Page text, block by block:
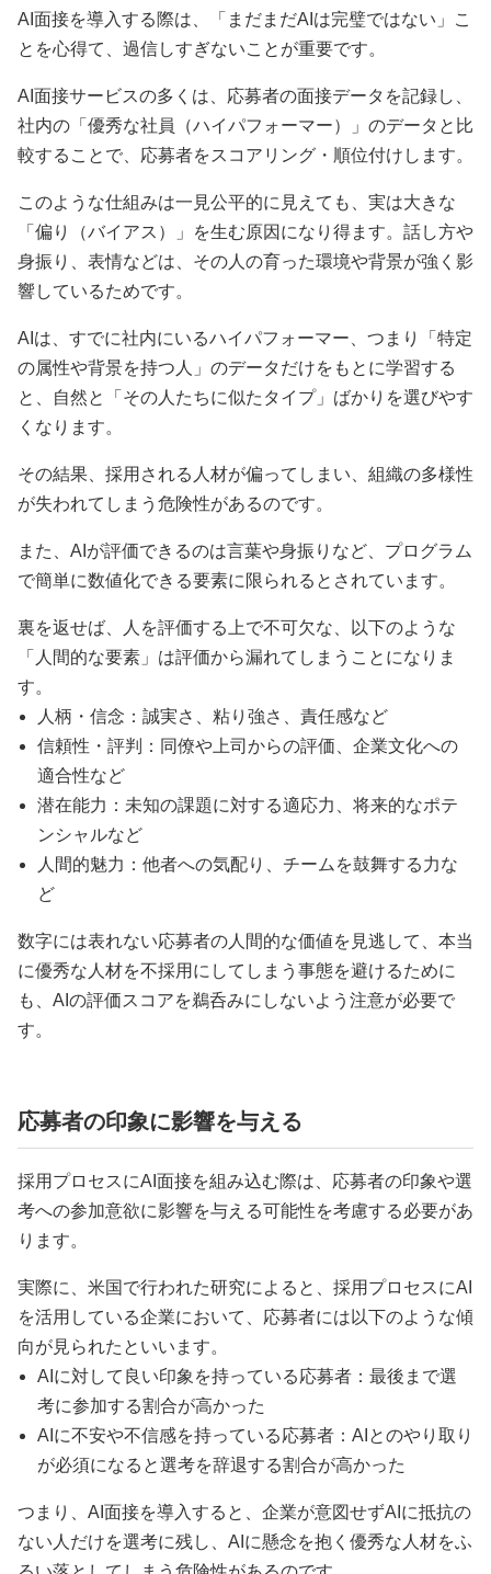
AI面接を導入する際は、「まだまだAIは完璧ではない」こ
とを心得て、過信しすぎないことが重要です。
AI面接サービスの多くは、応募者の面接データを記録し、
社内の「優秀な社員（ハイパフォーマー）」のデータと比
較することで、応募者をスコアリング・順位付けします。
このような仕組みは一見公平的に見えても、実は大きな
「偏り（バイアス）」を生む原因になり得ます。話し方や
身振り、表情などは、その人の育った環境や背景が強く影
響しているためです。
AIは、すでに社内にいるハイパフォーマー、つまり「特定
の属性や背景を持つ人」のデータだけをもとに学習する
と、自然と「その人たちに似たタイプ」ばかりを選びやす
くなります。
その結果、採用される人材が偏ってしまい、組織の多様性
が失われてしまう危険性があるのです。
また、AIが評価できるのは言葉や身振りなど、プログラム
で簡単に数値化できる要素に限られるとされています。
裏を返せば、人を評価する上で不可欠な、以下のような
「人間的な要素」は評価から漏れてしまうことになりま
す。
人柄・信念：誠実さ、粘り強さ、責任感など
信頼性・評判：同僚や上司からの評価、企業文化への
適合性など
潜在能力：未知の課題に対する適応力、将来的なポテ
ンシャルなど
人間的魅力：他者への気配り、チームを鼓舞する力な
ど
数字には表れない応募者の人間的な価値を見逃して、本当
に優秀な人材を不採用にしてしまう事態を避けるために
も、AIの評価スコアを鵜呑みにしないよう注意が必要で
す。
応募者の印象に影響を与える
採用プロセスにAI面接を組み込む際は、応募者の印象や選
考への参加意欲に影響を与える可能性を考慮する必要があ
ります。
実際に、米国で行われた研究によると、採用プロセスにAI
を活用している企業において、応募者には以下のような傾
向が見られたといいます。
AIに対して良い印象を持っている応募者：最後まで選
考に参加する割合が高かった
AIに不安や不信感を持っている応募者：AIとのやり取り
が必須になると選考を辞退する割合が高かった
つまり、AI面接を導入すると、企業が意図せずAIに抵抗の
ない人だけを選考に残し、AIに懸念を抱く優秀な人材をふ